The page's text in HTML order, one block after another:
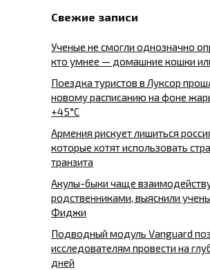
Свежие записи
Ученые не смогли однозначно
кто умнее — домашние кошки
Поездка туристов в Луксор
новому расписанию на фоне
+45°C
Армения рискует лишиться
которые хотят использовать
транзита
Акулы-быки чаще
родственниками, выяснили
Фиджи
Подводный модуль Vanguard
исследователям провести на
дней